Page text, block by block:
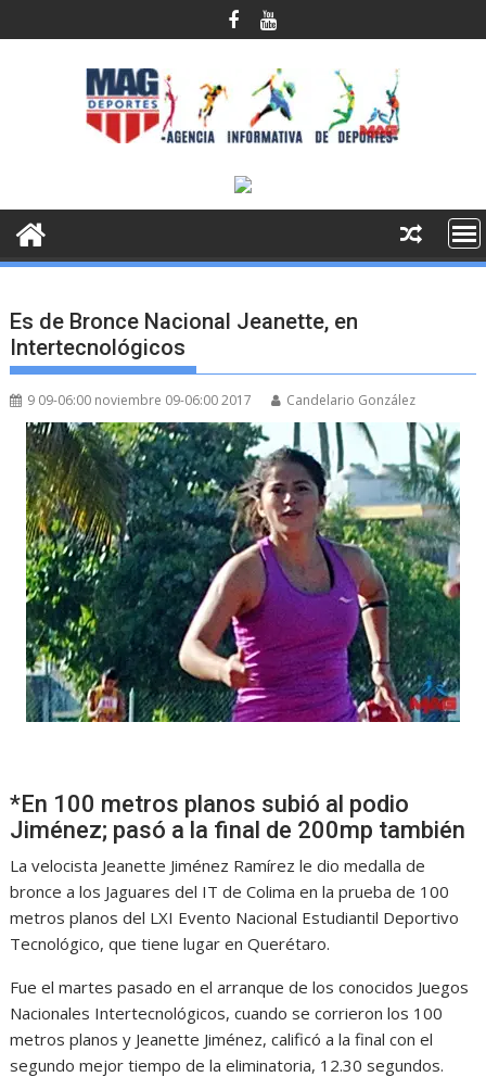
al
Es de Bronce Nacional Jeanette, en
Intertecnológicos
9 09-06:00 noviembre 09-06:00 2017 Candelario González
*En 100 metros planos subió al podio
Jiménez; pasó a la final de 200mp también
La velocista Jeanette Jiménez Ramírez le dio medalla de
bronce a los Jaguares del IT de Colima en la prueba de 100
metros planos del LXI Evento Nacional Estudiantil Deportivo
Tecnológico, que tiene lugar en Querétaro.
Fue el martes pasado en el arranque de los conocidos Juegos
Nacionales Intertecnológicos, cuando se corrieron los 100
metros planos y Jeanette Jiménez, calificó a la final con el
segundo mejor tiempo de la eliminatoria, 12.30 segundos.